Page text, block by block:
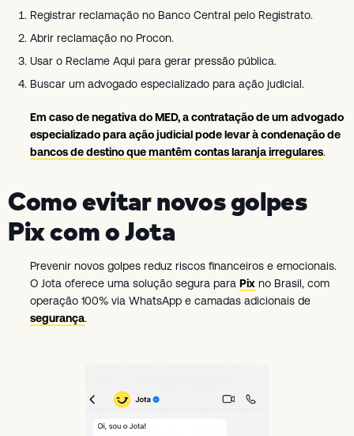
Registrar reclamação no Banco Central pelo Registrato.
Abrir reclamação no Procon.
Usar o Reclame Aqui para gerar pressão pública.
Buscar um advogado especializado para ação judicial.
Em caso de negativa do MED, a contratação de um advogado
especializado para ação judicial pode levar à condenação de
bancos de destino que mantêm contas laranja irregulares.
Como evitar novos golpes
Pix com o Jota
Prevenir novos golpes reduz riscos financeiros e emocionais.
O Jota oferece uma solução segura para Pix no Brasil, com
operação 100% via WhatsApp e camadas adicionais de
segurança.